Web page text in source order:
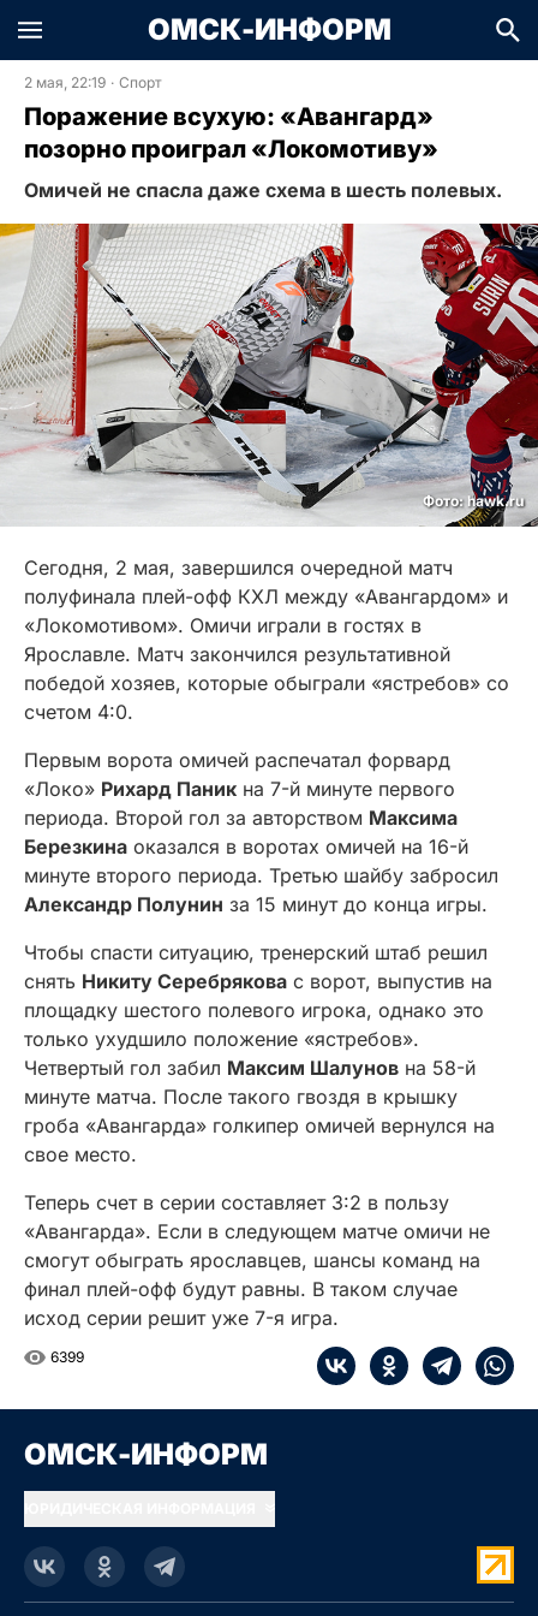
ОМСК-ИНФОРМ
2 мая, 22:19 · Спорт
Поражение всухую: «Авангард»
позорно проиграл «Локомотиву»
Омичей не спасла даже схема в шесть полевых.
Фото: hawk.ru
Сегодня, 2 мая, завершился очередной матч
полуфинала плей-офф КХЛ между «Авангардом» и
«Локомотивом». Омичи играли в гостях в
Ярославле. Матч закончился результативной
победой хозяев, которые обыграли «ястребов» со
счетом 4:0.
Первым ворота омичей распечатал форвард
«Локо» Рихард Паник на 7-й минуте первого
периода. Второй гол за авторством Максима
Березкина оказался в воротах омичей на 16-й
минуте второго периода. Третью шайбу забросил
Александр Полунин за 15 минут до конца игры.
Чтобы спасти ситуацию, тренерский штаб решил
снять Никиту Серебрякова с ворот, выпустив на
площадку шестого полевого игрока, однако это
только ухудшило положение «ястребов».
Четвертый гол забил Максим Шалунов на 58-й
минуте матча. После такого гвоздя в крышку
гроба «Авангарда» голкипер омичей вернулся на
свое место.
Теперь счет в серии составляет 3:2 в пользу
«Авангарда». Если в следующем матче омичи не
смогут обыграть ярославцев, шансы команд на
финал плей-офф будут равны. В таком случае
исход серии решит уже 7-я игра.
6399
ОМСК-ИНФОРМ